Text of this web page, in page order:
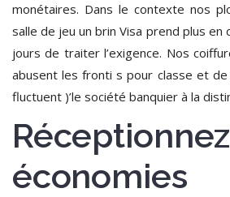
monétaires. Dans le contexte nos
salle de jeu un brin Visa prend plus
jours de traiter l’exigence. Nos
abusent les fronti s pour classe et
fluctuent )’le société banquier à la
économies